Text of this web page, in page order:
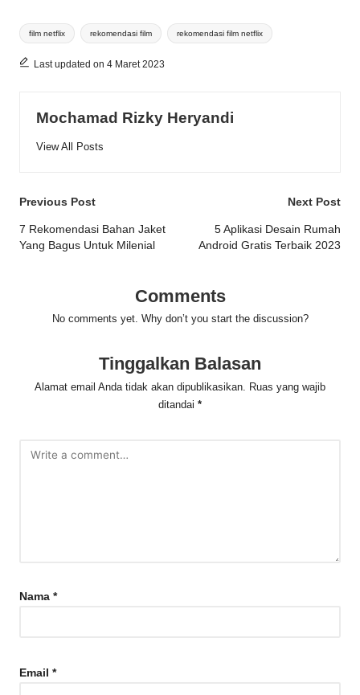
Tags:
film netflix rekomendasi film rekomendasi film netflix
Last updated on 4 Maret 2023
Mochamad Rizky Heryandi
View All Posts
Post
navigation
Previous Post
7 Rekomendasi Bahan Jaket
Yang Bagus Untuk Milenial
Next Post
5 Aplikasi Desain Rumah
Android Gratis Terbaik 2023
Comments
No comments yet. Why don’t you start the discussion?
Tinggalkan Balasan
Alamat email Anda tidak akan dipublikasikan. Ruas yang wajib
ditandai *
Nama *
Email *